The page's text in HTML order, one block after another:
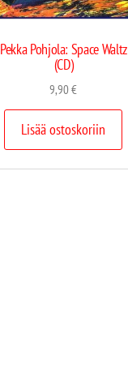
Pekka Pohjola: Space Waltz
(CD)
9,90€
Lisää ostoskoriin